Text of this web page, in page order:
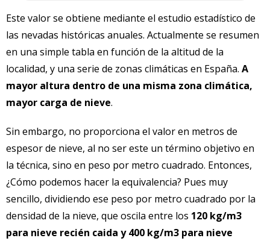
Este valor se obtiene mediante el estudio estadístico de
las nevadas históricas anuales. Actualmente se resumen
en una simple tabla en función de la altitud de la
localidad, y una serie de zonas climáticas en España. A
mayor altura dentro de una misma zona climática,
mayor carga de nieve.
Sin embargo, no proporciona el valor en metros de
espesor de nieve, al no ser este un término objetivo en
la técnica, sino en peso por metro cuadrado. Entonces,
¿Cómo podemos hacer la equivalencia? Pues muy
sencillo, dividiendo ese peso por metro cuadrado por la
densidad de la nieve, que oscila entre los 120 kg/m3
para nieve recién caida y 400 kg/m3 para nieve